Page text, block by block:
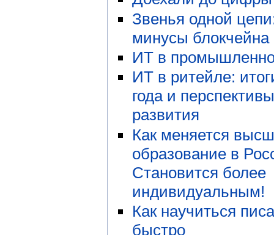
Звенья одной
минусы блокчейна
ИТ в
ИТ в ритейле:
года и перспективы
развития
Как меняется
образование в
Становится более
индивидуальным!
Как научиться
быстро